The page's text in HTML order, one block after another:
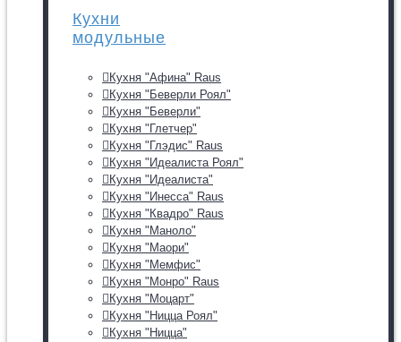
Кухни
модульные
Кухня "Афина" Raus
Кухня "Беверли Роял"
Кухня "Беверли"
Кухня "Глетчер"
Кухня "Глэдис" Raus
Кухня "Идеалиста Роял"
Кухня "Идеалиста"
Кухня "Инесса" Raus
Кухня "Квадро" Raus
Кухня "Маноло"
Кухня "Маори"
Кухня "Мемфис"
Кухня "Монро" Raus
Кухня "Моцарт"
Кухня "Ницца Роял"
Кухня "Ницца"